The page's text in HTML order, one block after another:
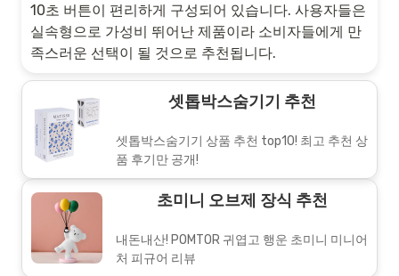
10초 버튼이 편리하게 구성되어 있습니다. 사용자들은
실속형으로 가성비 뛰어난 제품이라 소비자들에게 만
족스러운 선택이 될 것으로 추천됩니다.
셋톱박스숨기기 추천
셋톱박스숨기기 상품 추천 top10! 최고 추천 상
품 후기만 공개!
초미니 오브제 장식 추천
내돈내산! POMTOR 귀엽고 행운 초미니 미니어
처 피규어 리뷰